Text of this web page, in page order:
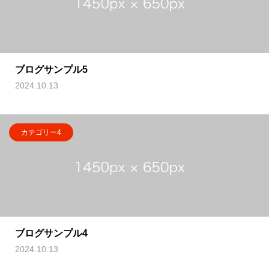
ブログサンプル5
2024.10.13
カテゴリー4
ブログサンプル4
2024.10.13